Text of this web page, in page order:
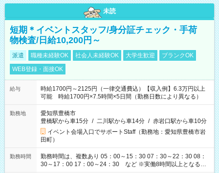
未読
短期＊イベントスタッフ/身分証チェック・手荷
物検査/日給10,200円～
派遣 職種未経験OK 社会人未経験OK 大学生歓迎
ブランクOK
WEB登録・面接OK
給与
時給1700円～2125円（一律交通費込）【収入例】6.3万円以上
可能 時給1700円×7.5時間×5日間（勤務日数により異なる）
勤務地
愛知県豊橋市
豊橋駅から車15分 / 二川駅から車14分 / 赤岩口駅から車10分
イベント会場入口でサポートStaff（勤務地：愛知県豊橋市岩
田町）
勤務時間
勤務時間は、複数あり 05：00～15：30 07：30～22：30 08：
30～17：00 17：00～24：30 など ※実働8時間以上となる勤